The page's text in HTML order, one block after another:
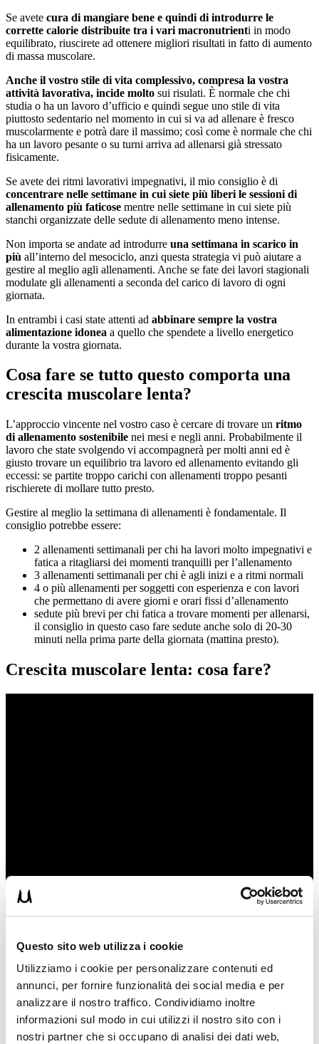
Questo sito web utilizza i cookie
Utilizziamo i cookie per personalizzare contenuti ed
annunci, per fornire funzionalità dei social media e per
analizzare il nostro traffico. Condividiamo inoltre
informazioni sul modo in cui utilizzi il nostro sito con i
nostri partner che si occupano di analisi dei dati web,
Se avete cura di mangiare bene e quindi di introdurre le
corrette calorie distribuite tra i vari macronutrienti in modo
equilibrato, riuscirete ad ottenere migliori risultati in fatto di aumento
di massa muscolare.
Anche il vostro stile di vita complessivo, compresa la vostra
attività lavorativa, incide molto sui risulati. È normale che chi
studia o ha un lavoro d’ufficio e quindi segue uno stile di vita
piuttosto sedentario nel momento in cui si va ad allenare è fresco
muscolarmente e potrà dare il massimo; così come è normale che chi
ha un lavoro pesante o su turni arriva ad allenarsi già stressato
fisicamente.
Se avete dei ritmi lavorativi impegnativi, il mio consiglio è di
concentrare nelle settimane in cui siete più liberi le sessioni di
allenamento più faticose mentre nelle settimane in cui siete più
stanchi organizzate delle sedute di allenamento meno intense.
Non importa se andate ad introdurre una settimana in scarico in
più all’interno del mesociclo, anzi questa strategia vi può aiutare a
gestire al meglio agli allenamenti. Anche se fate dei lavori stagionali
modulate gli allenamenti a seconda del carico di lavoro di ogni
giornata.
In entrambi i casi state attenti ad abbinare sempre la vostra
alimentazione idonea a quello che spendete a livello energetico
durante la vostra giornata.
Cosa fare se tutto questo comporta una
crescita muscolare lenta?
L’approccio vincente nel vostro caso è cercare di trovare un ritmo
di allenamento sostenibile nei mesi e negli anni. Probabilmente il
lavoro che state svolgendo vi accompagnerà per molti anni ed è
giusto trovare un equilibrio tra lavoro ed allenamento evitando gli
eccessi: se partite troppo carichi con allenamenti troppo pesanti
rischierete di mollare tutto presto.
Gestire al meglio la settimana di allenamenti è fondamentale. Il
consiglio potrebbe essere:
2 allenamenti settimanali per chi ha lavori molto impegnativi e
fatica a ritagliarsi dei momenti tranquilli per l’allenamento
3 allenamenti settimanali per chi è agli inizi e a ritmi normali
4 o più allenamenti per soggetti con esperienza e con lavori
che permettano di avere giorni e orari fissi d’allenamento
sedute più brevi per chi fatica a trovare momenti per allenarsi,
il consiglio in questo caso fare sedute anche solo di 20-30
minuti nella prima parte della giornata (mattina presto).
Crescita muscolare lenta: cosa fare?
Se il video ti è piaciuto lasciami un 👍🏻 Mi Piace e Condividilo con i
tuoi amici. Questo mi farà capire che gradisci e mi permetterà di
continuare a fare video. Grazie del tuo aiuto!